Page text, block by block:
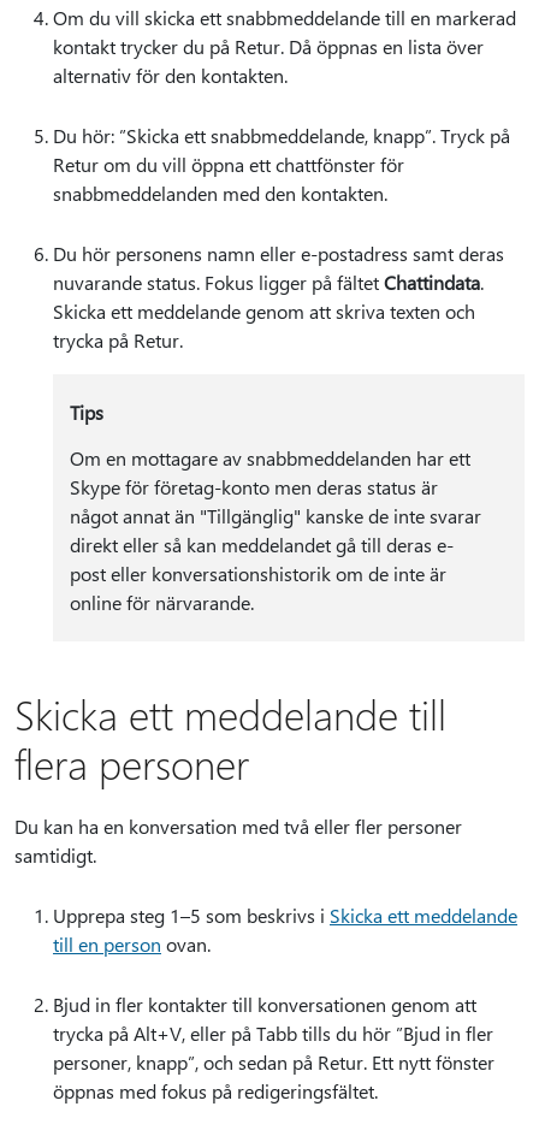
Om du vill skicka ett snabbmeddelande till en markerad
kontakt trycker du på Retur. Då öppnas en lista över
alternativ för den kontakten.
Du hör: ”Skicka ett snabbmeddelande, knapp”. Tryck på
Retur om du vill öppna ett chattfönster för
snabbmeddelanden med den kontakten.
Du hör personens namn eller e-postadress samt deras
nuvarande status. Fokus ligger på fältetChattindata.
Skicka ett meddelande genom att skriva texten och
trycka på Retur.
Tips
Om en mottagare av snabbmeddelanden har ett
Skype för företag-konto men deras status är
något annat än "Tillgänglig" kanske de inte svarar
direkt eller så kan meddelandet gå till deras e-
post eller konversationshistorik om de inte är
online för närvarande.
Skicka ett meddelande till
flera personer
Du kan ha en konversation med två eller fler personer
samtidigt.
Upprepa steg 1–5 som beskrivs i Skicka ett meddelande
till en person ovan.
Bjud in fler kontakter till konversationen genom att
trycka på Alt+V, eller på Tabb tills du hör ”Bjud in fler
personer, knapp”, och sedan på Retur. Ett nytt fönster
öppnas med fokus på redigeringsfältet.